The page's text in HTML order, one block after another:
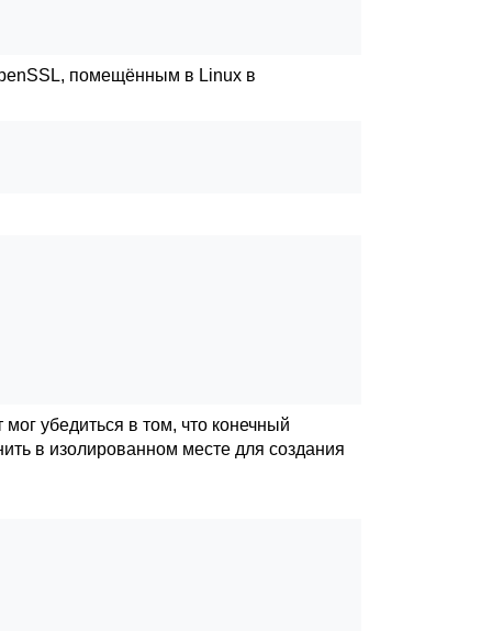
, помещённым в Linux в
убедиться в том, что конечный
в изолированном месте для создания